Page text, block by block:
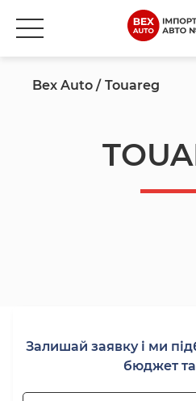
Bex Auto Touareg
Залишай заявку і ми
бюджет